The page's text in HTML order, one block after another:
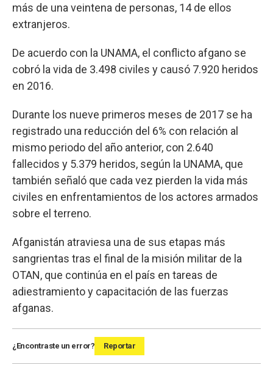
más de una veintena de personas, 14 de ellos
extranjeros.
De acuerdo con la UNAMA, el conflicto afgano se
cobró la vida de 3.498 civiles y causó 7.920 heridos
en 2016.
Durante los nueve primeros meses de 2017 se ha
registrado una reducción del 6% con relación al
mismo periodo del año anterior, con 2.640
fallecidos y 5.379 heridos, según la UNAMA, que
también señaló que cada vez pierden la vida más
civiles en enfrentamientos de los actores armados
sobre el terreno.
Afganistán atraviesa una de sus etapas más
sangrientas tras el final de la misión militar de la
OTAN, que continúa en el país en tareas de
adiestramiento y capacitación de las fuerzas
afganas.
¿Encontraste un error? Reportar